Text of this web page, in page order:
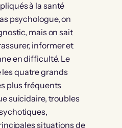
à la santé
psychologue, on
mais on sait
informer et
en difficulté. Le
quatre grands
plus fréquents
suicidaire, troubles
situations de